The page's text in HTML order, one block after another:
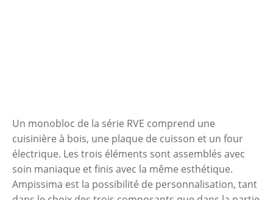
Un monobloc de la série RVE comprend une
cuisinière à bois, une plaque de cuisson et un four
électrique. Les trois éléments sont assemblés avec
soin maniaque et finis avec la même esthétique.
Ampissima est la possibilité de personnalisation, tant